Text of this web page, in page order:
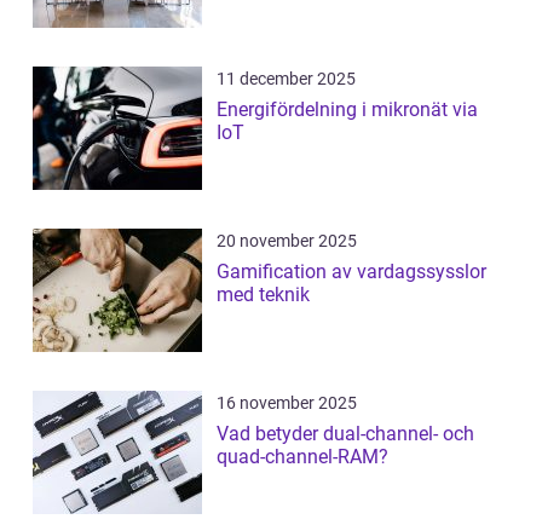
11 december 2025
Energifördelning i mikronät via
IoT
20 november 2025
Gamification av vardagssysslor
med teknik
16 november 2025
Vad betyder dual-channel- och
quad-channel-RAM?